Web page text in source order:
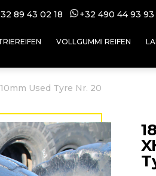
89 43 02 18 +32 490 44 93 93
VOLLGUMMI REIFEN
Used Tyre Nr. 20